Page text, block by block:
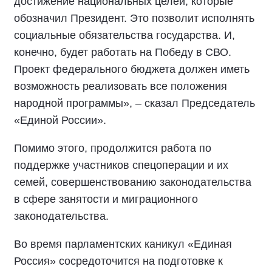
обозначил Президент. Это позволит исполнять
социальные обязательства государства. И,
конечно, будет работать на Победу в СВО.
Проект федерального бюджета должен иметь
возможность реализовать все положения
народной программы», – сказал Председатель
«Единой России».
Помимо этого, продолжится работа по
поддержке участников спецоперации и их
семей, совершенствованию законодательства
в сфере занятости и миграционного
законодательства.
Во время парламентских каникул «Единая
Россия» сосредоточится на подготовке к